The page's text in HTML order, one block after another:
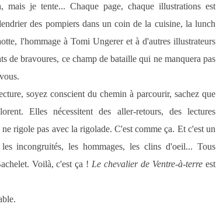
je tente... Chaque page, chaque illustrations est
des pompiers dans un coin de la cuisine, la lunch
l'hommage à Tomi Ungerer et à d'autres illustrateurs
de bravoures, ce champ de bataille qui ne manquera pas
soyez conscient du chemin à parcourir, sachez que
Elles nécessitent des aller-retours, des lectures
rigole pas avec la rigolade. C'est comme ça. Et c'est un
incongruités, les hommages, les clins d'oeil... Tous
Voilà, c'est ça ! Le chevalier de Ventre-à-terre est